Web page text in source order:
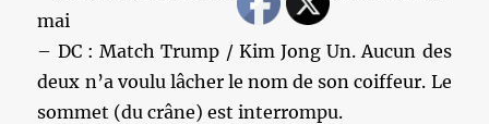
mai
– DC : Match Trump / Kim Jong Un. Aucun des
deux n’a voulu lâcher le nom de son coiffeur. Le
sommet (du crâne) est interrompu.